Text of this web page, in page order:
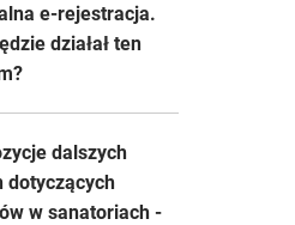
e-rejestracja.
działał ten
dalszych
dotyczących
w sanatoriach -